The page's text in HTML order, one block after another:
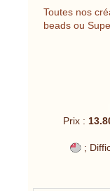
Toutes nos
beads ou
Prix :
;